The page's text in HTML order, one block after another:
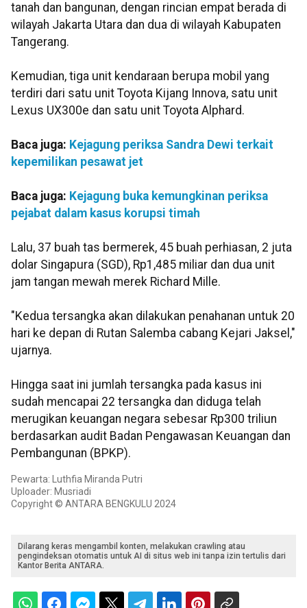
tanah dan bangunan, dengan rincian empat berada di
wilayah Jakarta Utara dan dua di wilayah Kabupaten
Tangerang.
Kemudian, tiga unit kendaraan berupa mobil yang
terdiri dari satu unit Toyota Kijang Innova, satu unit
Lexus UX300e dan satu unit Toyota Alphard.
Baca juga: Kejagung periksa Sandra Dewi terkait
kepemilikan pesawat jet
Baca juga: Kejagung buka kemungkinan periksa
pejabat dalam kasus korupsi timah
Lalu, 37 buah tas bermerek, 45 buah perhiasan, 2 juta
dolar Singapura (SGD), Rp1,485 miliar dan dua unit
jam tangan mewah merek Richard Mille.
"Kedua tersangka akan dilakukan penahanan untuk 20
hari ke depan di Rutan Salemba cabang Kejari Jaksel,"
ujarnya.
Hingga saat ini jumlah tersangka pada kasus ini
sudah mencapai 22 tersangka dan diduga telah
merugikan keuangan negara sebesar Rp300 triliun
berdasarkan audit Badan Pengawasan Keuangan dan
Pembangunan (BPKP).
Pewarta: Luthfia Miranda Putri
Uploader: Musriadi
Copyright © ANTARA BENGKULU 2024
Dilarang keras mengambil konten, melakukan crawling atau
pengindeksan otomatis untuk AI di situs web ini tanpa izin tertulis dari
Kantor Berita ANTARA.